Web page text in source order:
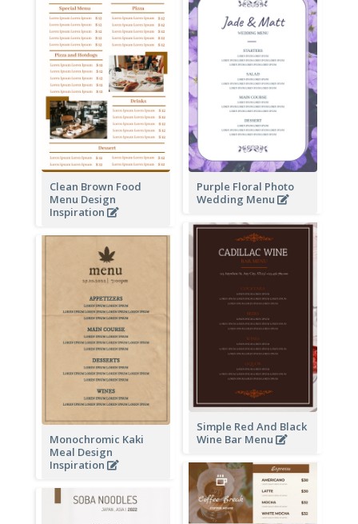
Clean Brown Food
Menu Design
Inspiration
Monochromic Kaki
Meal Design
Inspiration
Purple Floral Photo
Wedding Menu
Simple Red And Black
Wine Bar Menu